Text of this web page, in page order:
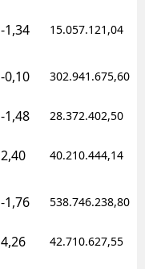
-1,34 15.057.121,04
-0,10 302.941.675,60
-1,48 28.372.402,50
2,40 40.210.444,14
-1,76 538.746.238,80
4,26 42.710.627,55